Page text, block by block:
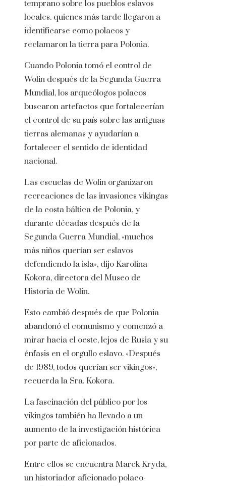
temprano sobre los pueblos eslavos
locales. quienes más tarde llegaron a
identificarse como polacos y
reclamaron la tierra para Polonia.
Cuando Polonia tomó el control de
Wolin después de la Segunda Guerra
Mundial, los arqueólogos polacos
buscaron artefactos que fortalecerían
el control de su país sobre las antiguas
tierras alemanas y ayudarían a
fortalecer el sentido de identidad
nacional.
Las escuelas de Wolin organizaron
recreaciones de las invasiones vikingas
de la costa báltica de Polonia, y
durante décadas después de la
Segunda Guerra Mundial, «muchos
más niños querían ser eslavos
defendiendo la isla», dijo Karolina
Kokora, directora del Museo de
Historia de Wolin.
Esto cambió después de que Polonia
abandonó el comunismo y comenzó a
mirar hacia el oeste, lejos de Rusia y su
énfasis en el orgullo eslavo. «Después
de 1989, todos querían ser vikingos»,
recuerda la Sra. Kokora.
La fascinación del público por los
vikingos también ha llevado a un
aumento de la investigación histórica
por parte de aficionados.
Entre ellos se encuentra Marek Kryda,
un historiador aficionado polaco-